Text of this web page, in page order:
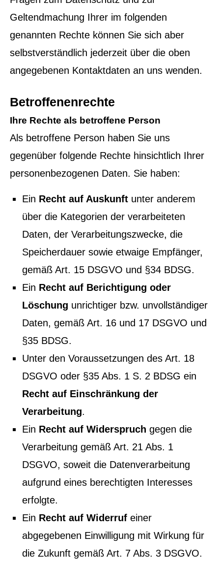
Geltendmachung Ihrer im folgenden
genannten Rechte können Sie sich aber
selbstverständlich jederzeit über die oben
angegebenen Kontaktdaten an uns wenden.
Betroffenenrechte
Ihre Rechte als betroffene Person
Als betroffene Person haben Sie uns
gegenüber folgende Rechte hinsichtlich Ihrer
personenbezogenen Daten. Sie haben:
Ein Recht auf Auskunft unter anderem
über die Kategorien der verarbeiteten
Daten, der Verarbeitungszwecke, die
Speicherdauer sowie etwaige Empfänger,
gemäß Art. 15 DSGVO und §34 BDSG.
Ein Recht auf Berichtigung oder
Löschung unrichtiger bzw. unvollständiger
Daten, gemäß Art. 16 und 17 DSGVO und
§35 BDSG.
Unter den Voraussetzungen des Art. 18
DSGVO oder §35 Abs. 1 S. 2 BDSG ein
Recht auf Einschränkung der
Verarbeitung.
Ein Recht auf Widerspruch gegen die
Verarbeitung gemäß Art. 21 Abs. 1
DSGVO, soweit die Datenverarbeitung
aufgrund eines berechtigten Interesses
erfolgte.
Ein Recht auf Widerruf einer
abgegebenen Einwilligung mit Wirkung für
die Zukunft gemäß Art. 7 Abs. 3 DSGVO.